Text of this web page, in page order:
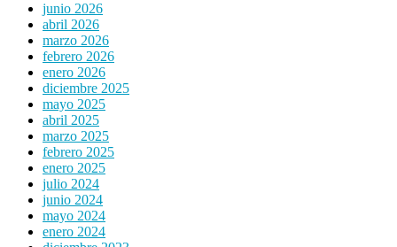
junio 2026
abril 2026
marzo 2026
febrero 2026
enero 2026
diciembre 2025
mayo 2025
abril 2025
marzo 2025
febrero 2025
enero 2025
julio 2024
junio 2024
mayo 2024
enero 2024